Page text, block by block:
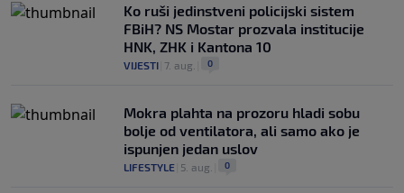
Ko ruši jedinstveni policijski sistem
FBiH? NS Mostar prozvala institucije
HNK, ZHK i Kantona 10
VIJESTI 7. aug. 0
Mokra plahta na prozoru hladi sobu
bolje od ventilatora, ali samo ako je
ispunjen jedan uslov
LIFESTYLE 5. aug. 0